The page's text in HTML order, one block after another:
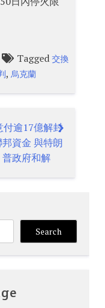
Tagged 交換
,烏克蘭
付逾17億解封
邦資金 與特朗
普政府和解
Search